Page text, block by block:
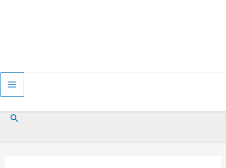
Main
Menu
Поиск